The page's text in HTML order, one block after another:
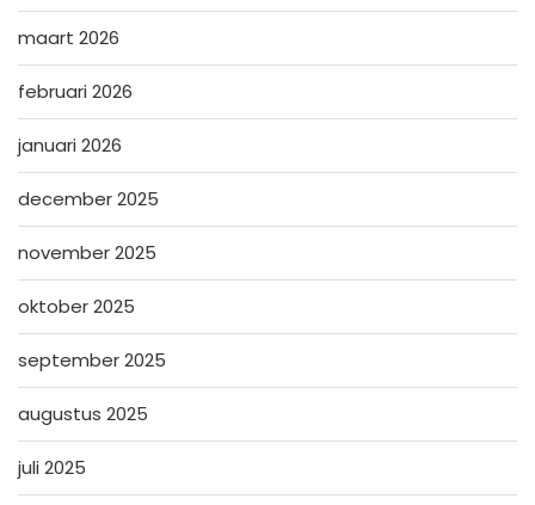
maart 2026
februari 2026
januari 2026
december 2025
november 2025
oktober 2025
september 2025
augustus 2025
juli 2025